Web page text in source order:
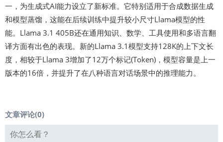
一，为生成式AI能力设立了新标准。它特别适用于合成数据生成
和模型蒸馏，这能在后续训练中提升较小尺寸Llama模型的性
能。Llama 3.1 405B还在通用知识、数学、工具使用和多语言翻
译方面有出色的表现。新的Llama 3.1模型支持128K的上下文长
度，相较于Llama 3增加了12万个标记(Token)，模型容量是上一
版本的16倍，并提升了在八种语言对话场景中的推理能力。
文章评论(0)